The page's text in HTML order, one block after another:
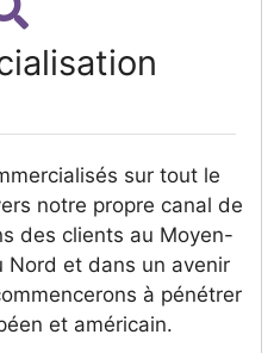
sur tout le
notre propre canal de
des clients au Moyen-
Nord et dans un avenir
à pénétrer
et américain.